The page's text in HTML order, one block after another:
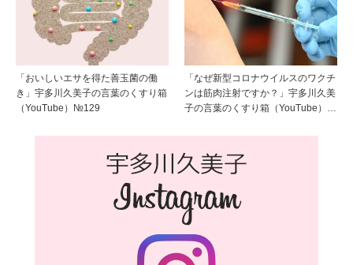
「おいしいエサを得た善玉菌の働
き」宇多川久美子の言葉のくすり箱
（YouTube）№129
「なぜ新型コロナウイルスのワクチ
ンは筋肉注射ですか？」宇多川久美
子の言葉のくすり箱（YouTube）…